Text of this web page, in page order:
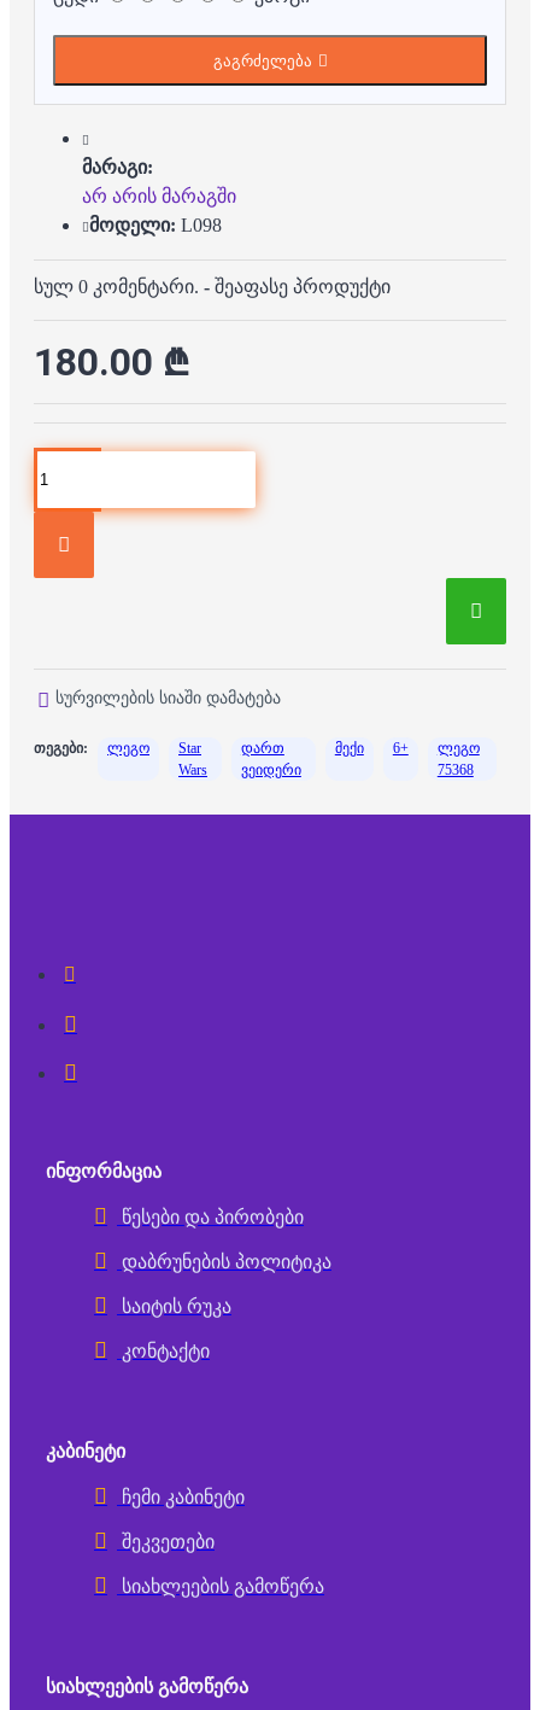
გაგრძელება
მარაგი:
არ არის მარაგში
მოდელი: L098
სულ 0 კომენტარი. - შეაფასე პროდუქტი
180.00 ₾
სურვილების სიაში დამატება
თეგები: ლეგო
Star
Wars
დართ
ვეიდერი
მექი 6+
ლეგო
75368
ᲘᲜᲤᲝᲠᲛᲐᲪᲘᲐ
წესები და პირობები
დაბრუნების პოლიტიკა
საიტის რუკა
კონტაქტი
ᲙᲐᲑᲘᲜᲔᲢᲘ
ჩემი კაბინეტი
შეკვეთები
სიახლეების გამოწერა
ᲡᲘᲐᲮᲚᲔᲔᲑᲘᲡ ᲒᲐᲛᲝᲬᲔᲠᲐ